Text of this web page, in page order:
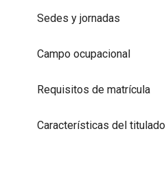
Sedes y jornadas
Campo ocupacional
Requisitos de matrícula
Características del titulado